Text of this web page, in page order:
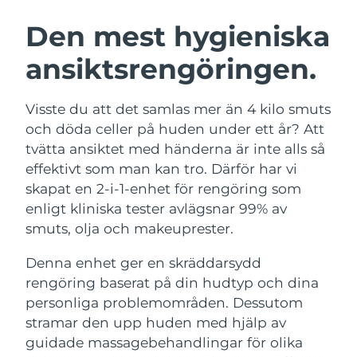
Den mest hygieniska
ansiktsrengöringen.
Visste du att det samlas mer än 4 kilo smuts
och döda celler på huden under ett år? Att
tvätta ansiktet med händerna är inte alls så
effektivt som man kan tro. Därför har vi
skapat en 2-i-1-enhet för rengöring som
enligt kliniska tester avlägsnar 99% av
smuts, olja och makeuprester.
Denna enhet ger en skräddarsydd
rengöring baserat på din hudtyp och dina
personliga problemområden. Dessutom
stramar den upp huden med hjälp av
guidade massagebehandlingar för olika
LUNA™ 4-paket
Anti-aging massage
LUNA™ 4 Plus
Massage, LED heating
LUNA™ 4 Men
For men, anti-aging massage
BEAR™ 2-paket
Microcurrent toning
BEAR™ 2 go
Microcurrent toning on-the-go
BEAR™ 2 eyes & lips
Microcurrent line smoothing device
Återfuktning
UFO™ 3-paket
Deep facial hydration
UFO™ 3 LED
Near-infrared and red light therapy
device
Munvård
issa™ 4
Hybrid silicone sonic toothbrush
issa™ 4 plus
Smart hybrid silicone sonic toothbrush
FAQ™ ANTI-AGING-BEHANDLING
Anti-aging LED-behandlingar
NEW
Österrike Förväntad leverans 8/12/26
Bahrain Förväntad leverans8/13/26
Belgien
Bermuda Förväntad leverans 8/18/26
Bosnien och
Hercegovina
Förväntad leverans 8/15/26
Brunei Förväntad leverans
Bulgarien Förväntad leverans
Kanada Förväntad leverans8/16/26
Chile Förväntad leverans8/16/26